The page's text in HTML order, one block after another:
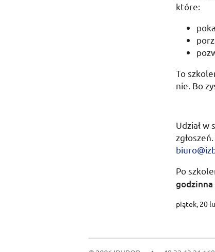
które:
To
nie. Bo
Udział w
Po
piątek, 20